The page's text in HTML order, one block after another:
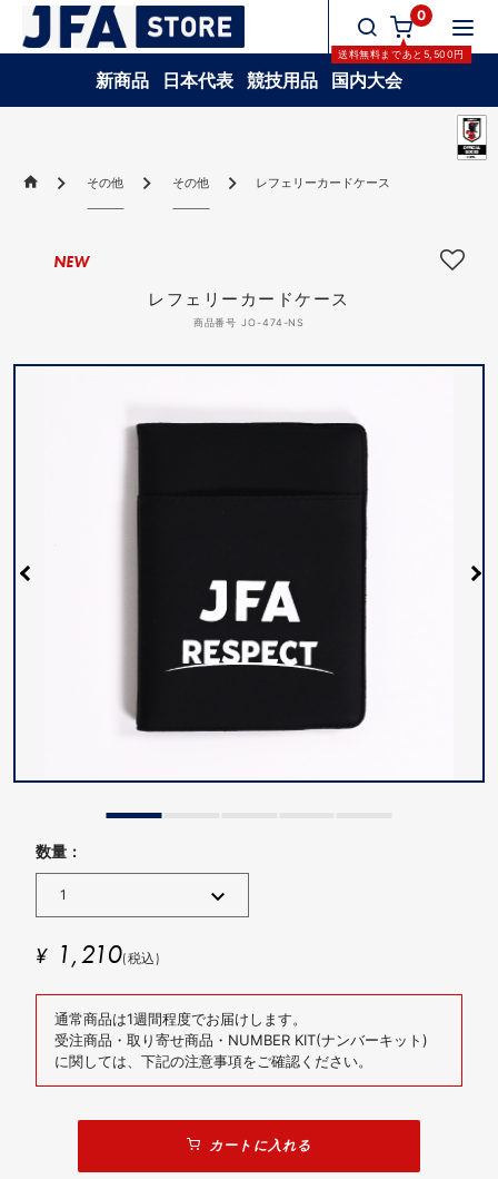
0
送料無料まであと 5,500円
新商品 日本代表 競技用品 国内大会
その他 その他 レフェリーカードケース
レフェリーカードケース
商品番号 JO-474-NS
NEW
数量 :
¥ 1,210(税込)
通常商品は1週間程度でお届けします。
受注商品・取り寄せ商品・NUMBER KIT(ナンバーキット)
に関しては、下記の注意事項をご確認ください。
カートに入れる